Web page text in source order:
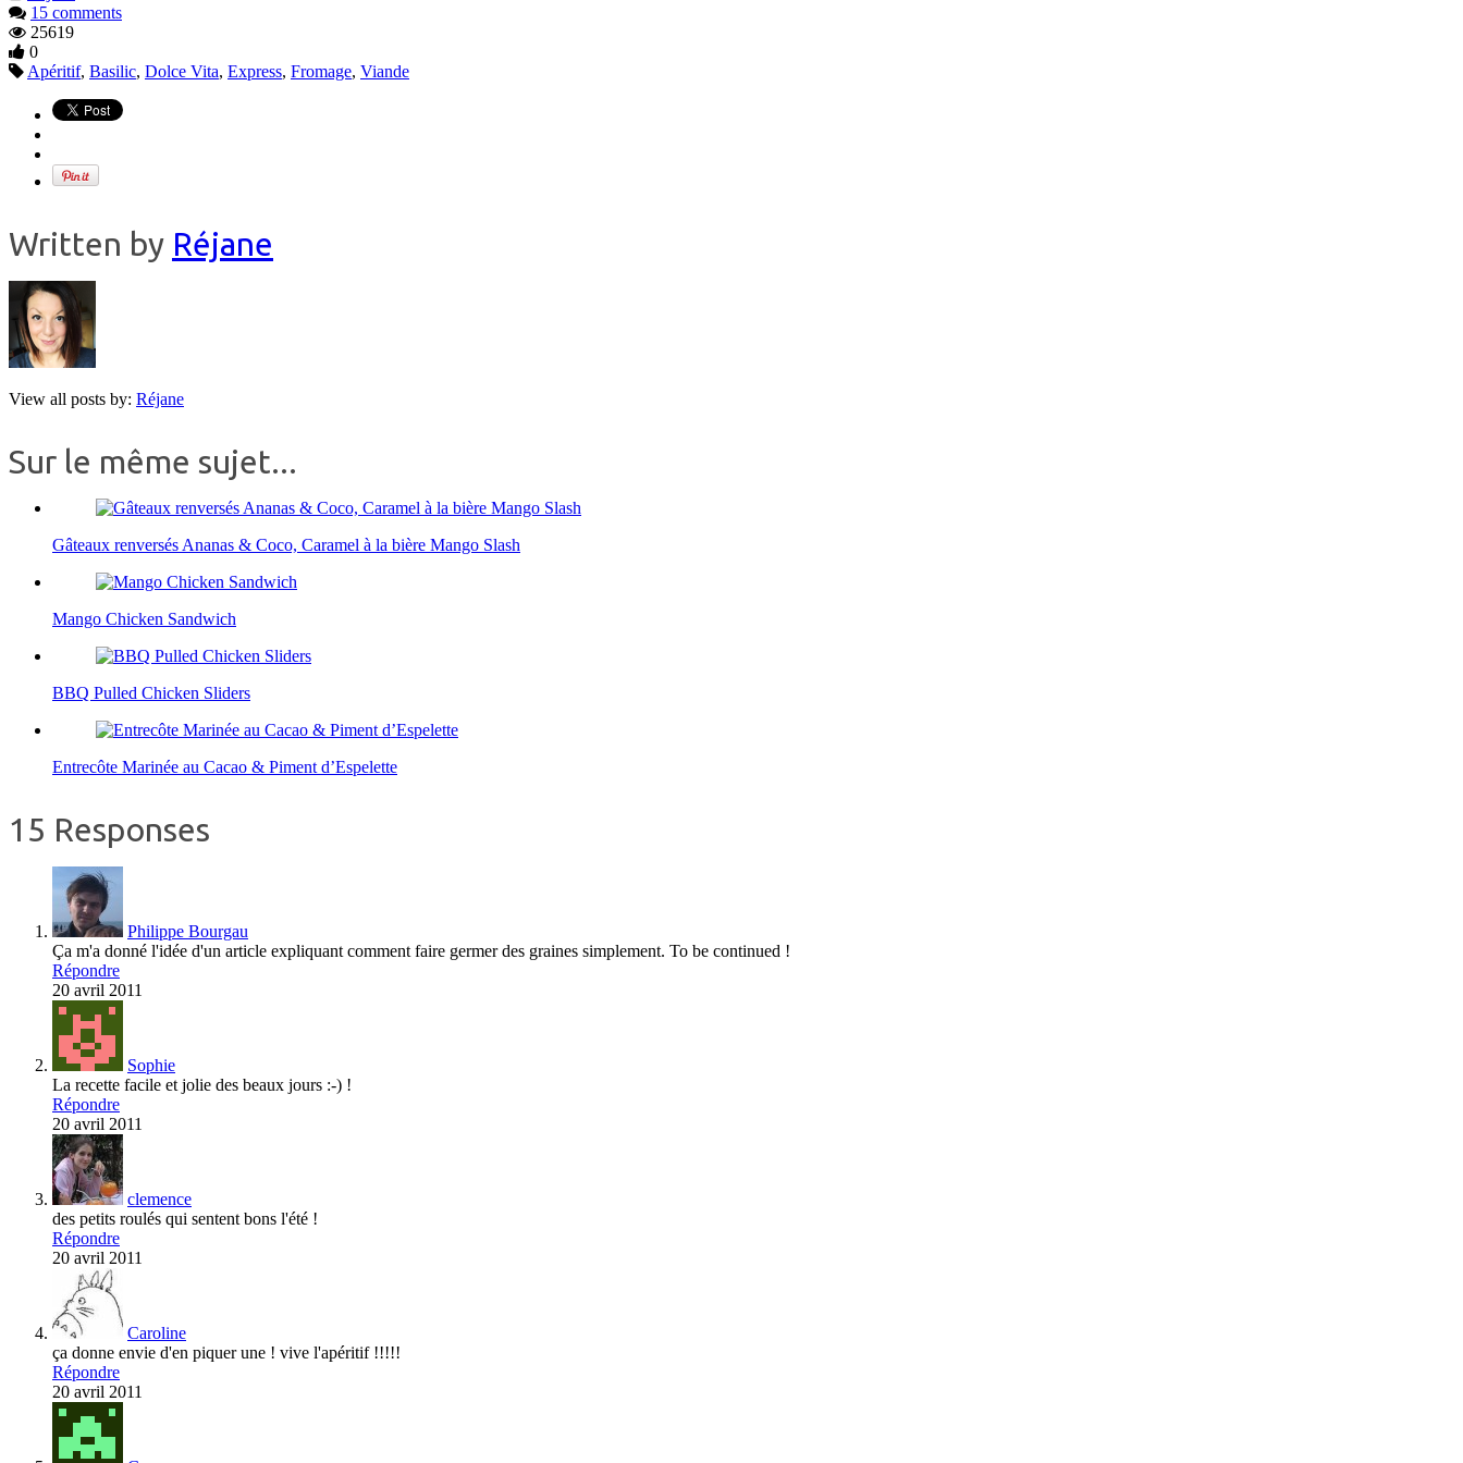
15 comments
25619
0
Apéritif, Basilic, Dolce Vita, Express, Fromage, Viande
Written by Réjane
View all posts by: Réjane
Sur le même sujet...
Gâteaux renversés Ananas & Coco, Caramel à la bière Mango Slash
Mango Chicken Sandwich
BBQ Pulled Chicken Sliders
Entrecôte Marinée au Cacao & Piment d’Espelette
15 Responses
Philippe Bourgau
Ça m'a donné l'idée d'un article expliquant comment faire germer des graines simplement. To be continued !
Répondre
20 avril 2011
Sophie
La recette facile et jolie des beaux jours :-) !
Répondre
20 avril 2011
clemence
des petits roulés qui sentent bons l'été !
Répondre
20 avril 2011
Caroline
ça donne envie d'en piquer une ! vive l'apéritif !!!!!
Répondre
20 avril 2011